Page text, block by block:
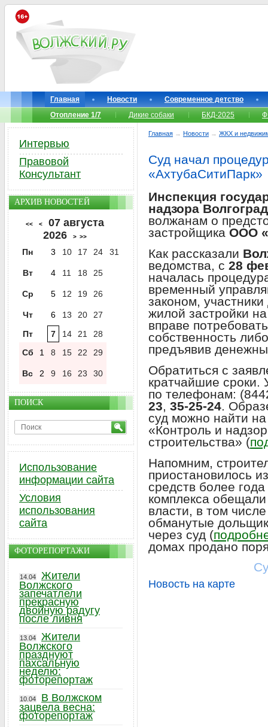
Главная Новости
Современное детство
Отопление 1/7
Дикие собаки БКД-2025
Главная → Новости → ЖКХ и
Суд начал
«АхтубаСитиПарк»
Инспекция
надзора
волжанам о
застройщика ООО
Как рассказали
ведомства, с 28
началась
временный
законом,
жилой застройки
вправе
собственность
предъявив
Обратиться с
кратчайшие
по телефонам:
23, 35-25-24.
суд можно найти
«Контроль и
строительства» (
Напомним,
приостановилось
средств более
комплекса
власти, в том
обманутые
через суд (
домах продано
Новость на карте
Интервью
Правовой
Консультант
АРХИВ НОВОСТЕЙ
<< <
07 августа
2026
> >>
Пн 3 10 17 24 31
Вт 4 11 18 25
Ср 5 12 19 26
Чт 6 13 20
27
Пт
7 14 21
28
Сб
1 8 15 22 29
Вс 2 9 16 23 30
ПОИСК
Использование
информации сайта
Условия
использования
сайта
ФОТОРЕПОРТАЖИ
14.04
Жители
Волжского
запечатлели
прекрасную
двойную радугу
после ливня
13.04
Жители
Волжского
празднуют
пахсальную
неделю:
фоторепортаж
10.04
В Волжском
зацвела весна:
фоторепортаж